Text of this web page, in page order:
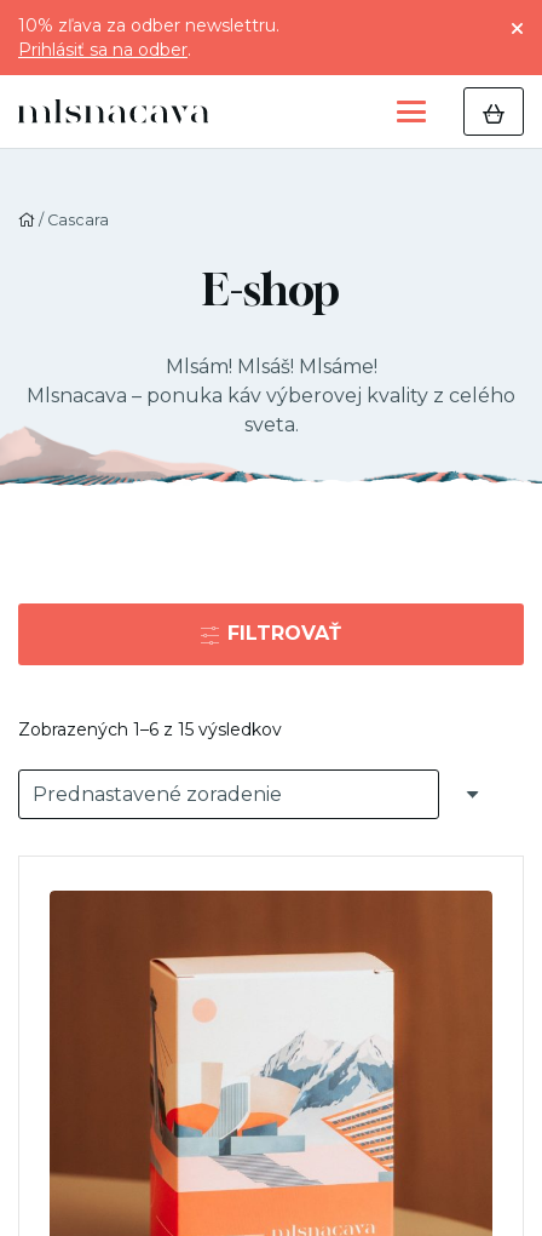
10% zľava za odber newslettru.
Prihlásiť sa na odber.
/ Cascara
E-shop
Mlsám! Mlsáš! Mlsáme!
Mlsnacava – ponuka káv výberovej kvality z celého
sveta.
FILTROVAŤ
Zobrazených 1–6 z 15 výsledkov